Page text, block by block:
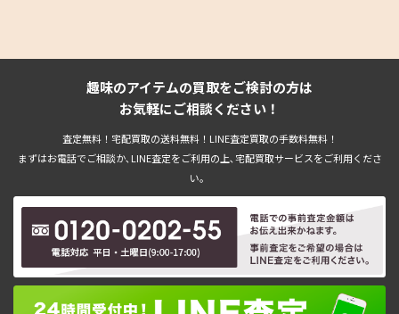
趣味のアイテムの買取をご検討の方は
お気軽にご相談ください！
査定無料！宅配買取の送料無料！LINE査定買取の手数料無料！
まずはお電話でご相談か､LINE査定をご利用の上､宅配買取サービスをご利用くださ
い。